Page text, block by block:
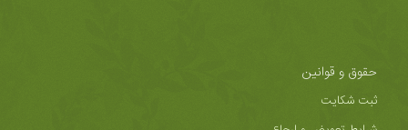
حقوق و قوانین
ثبت شکایت